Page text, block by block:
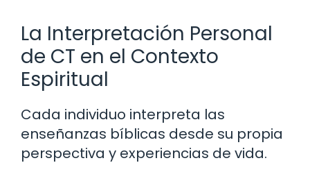
La Interpretación Personal
de CT en el Contexto
Espiritual
Cada individuo interpreta las
enseñanzas bíblicas desde su propia
perspectiva y experiencias de vida.